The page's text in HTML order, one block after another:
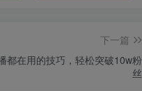
下一篇
都在用的技巧，轻松突破10w粉
丝